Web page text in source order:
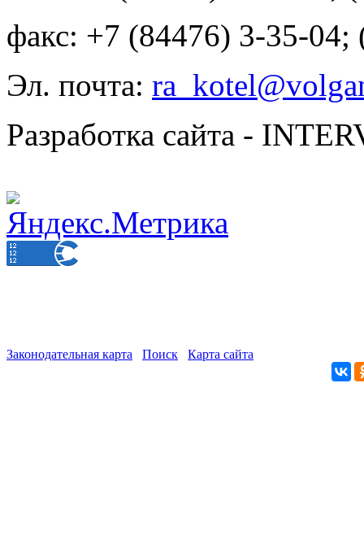
факс: +7 (84476) 3-35-04;
Эл. почта:
Разработка сайта -
Законодательная карта Поиск Карта сайта